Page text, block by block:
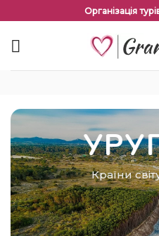
змісту
Організація
Країни